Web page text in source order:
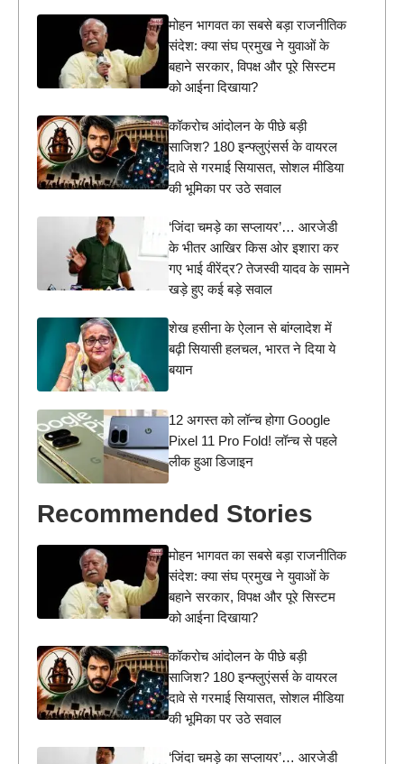
मोहन भागवत का सबसे बड़ा राजनीतिक
संदेश: क्या संघ प्रमुख ने युवाओं के
बहाने सरकार, विपक्ष और पूरे सिस्टम
को आईना दिखाया?
कॉकरोच आंदोलन के पीछे बड़ी
साजिश? 180 इन्फ्लुएंसर्स के वायरल
दावे से गरमाई सियासत, सोशल मीडिया
की भूमिका पर उठे सवाल
‘जिंदा चमड़े का सप्लायर’… आरजेडी
के भीतर आखिर किस ओर इशारा कर
गए भाई वीरेंद्र? तेजस्वी यादव के सामने
खड़े हुए कई बड़े सवाल
शेख हसीना के ऐलान से बांग्लादेश में
बढ़ी सियासी हलचल, भारत ने दिया ये
बयान
12 अगस्त को लॉन्च होगा Google
Pixel 11 Pro Fold! लॉन्च से पहले
लीक हुआ डिजाइन
Recommended Stories
मोहन भागवत का सबसे बड़ा राजनीतिक
संदेश: क्या संघ प्रमुख ने युवाओं के
बहाने सरकार, विपक्ष और पूरे सिस्टम
को आईना दिखाया?
कॉकरोच आंदोलन के पीछे बड़ी
साजिश? 180 इन्फ्लुएंसर्स के वायरल
दावे से गरमाई सियासत, सोशल मीडिया
की भूमिका पर उठे सवाल
‘जिंदा चमड़े का सप्लायर’… आरजेडी